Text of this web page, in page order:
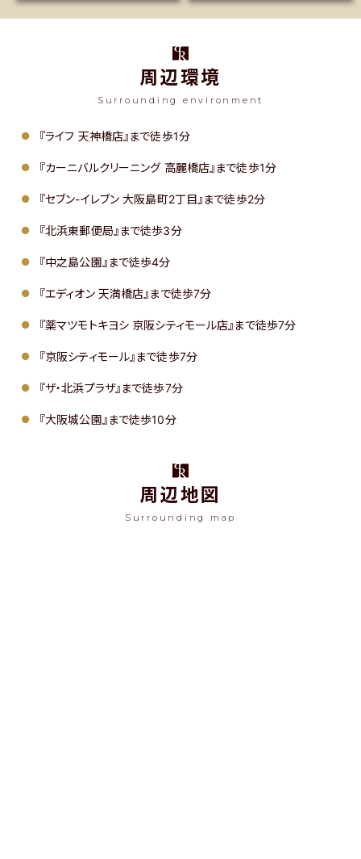
周辺環境
Surrounding environment
『ライフ 天神橋店』まで徒歩1分
『カーニバルクリーニング 高麗橋店』まで徒歩1分
『セブン-イレブン 大阪島町2丁目』まで徒歩2分
『北浜東郵便局』まで徒歩3分
『中之島公園』まで徒歩4分
『エディオン 天満橋店』まで徒歩7分
『薬マツモトキヨシ 京阪シティモール店』まで徒歩7分
『京阪シティモール』まで徒歩7分
『ザ・北浜プラザ』まで徒歩7分
『大阪城公園』まで徒歩10分
周辺地図
Surrounding map